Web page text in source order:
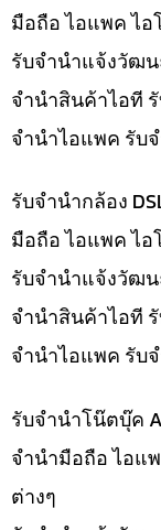
มือถือ ไอแพค ไ
รับจํานําแจ้งวัฒน
จำนำสินค้าไอที
จำนำไอแพค รับ
รับจำนำกล้อง
มือถือ ไอแพค ไ
รับจํานําแจ้งวัฒน
จำนำสินค้าไอที
จำนำไอแพค รับ
รับจำนำโน๊ตบุ๊ค
จำนำมือถือ ไอแ
ต่างๆ